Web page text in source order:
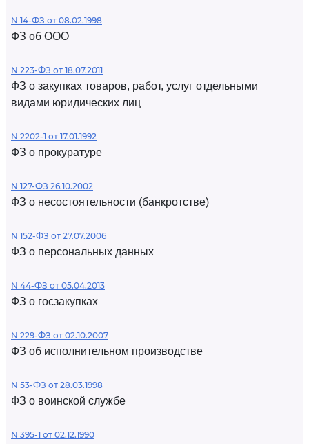
N 14-ФЗ от 08.02.1998
ФЗ об ООО
N 223-ФЗ от 18.07.2011
ФЗ о закупках товаров, работ, услуг отдельными
видами юридических лиц
N 2202-1 от 17.01.1992
ФЗ о прокуратуре
N 127-ФЗ 26.10.2002
ФЗ о несостоятельности (банкротстве)
N 152-ФЗ от 27.07.2006
ФЗ о персональных данных
N 44-ФЗ от 05.04.2013
ФЗ о госзакупках
N 229-ФЗ от 02.10.2007
ФЗ об исполнительном производстве
N 53-ФЗ от 28.03.1998
ФЗ о воинской службе
N 395-1 от 02.12.1990